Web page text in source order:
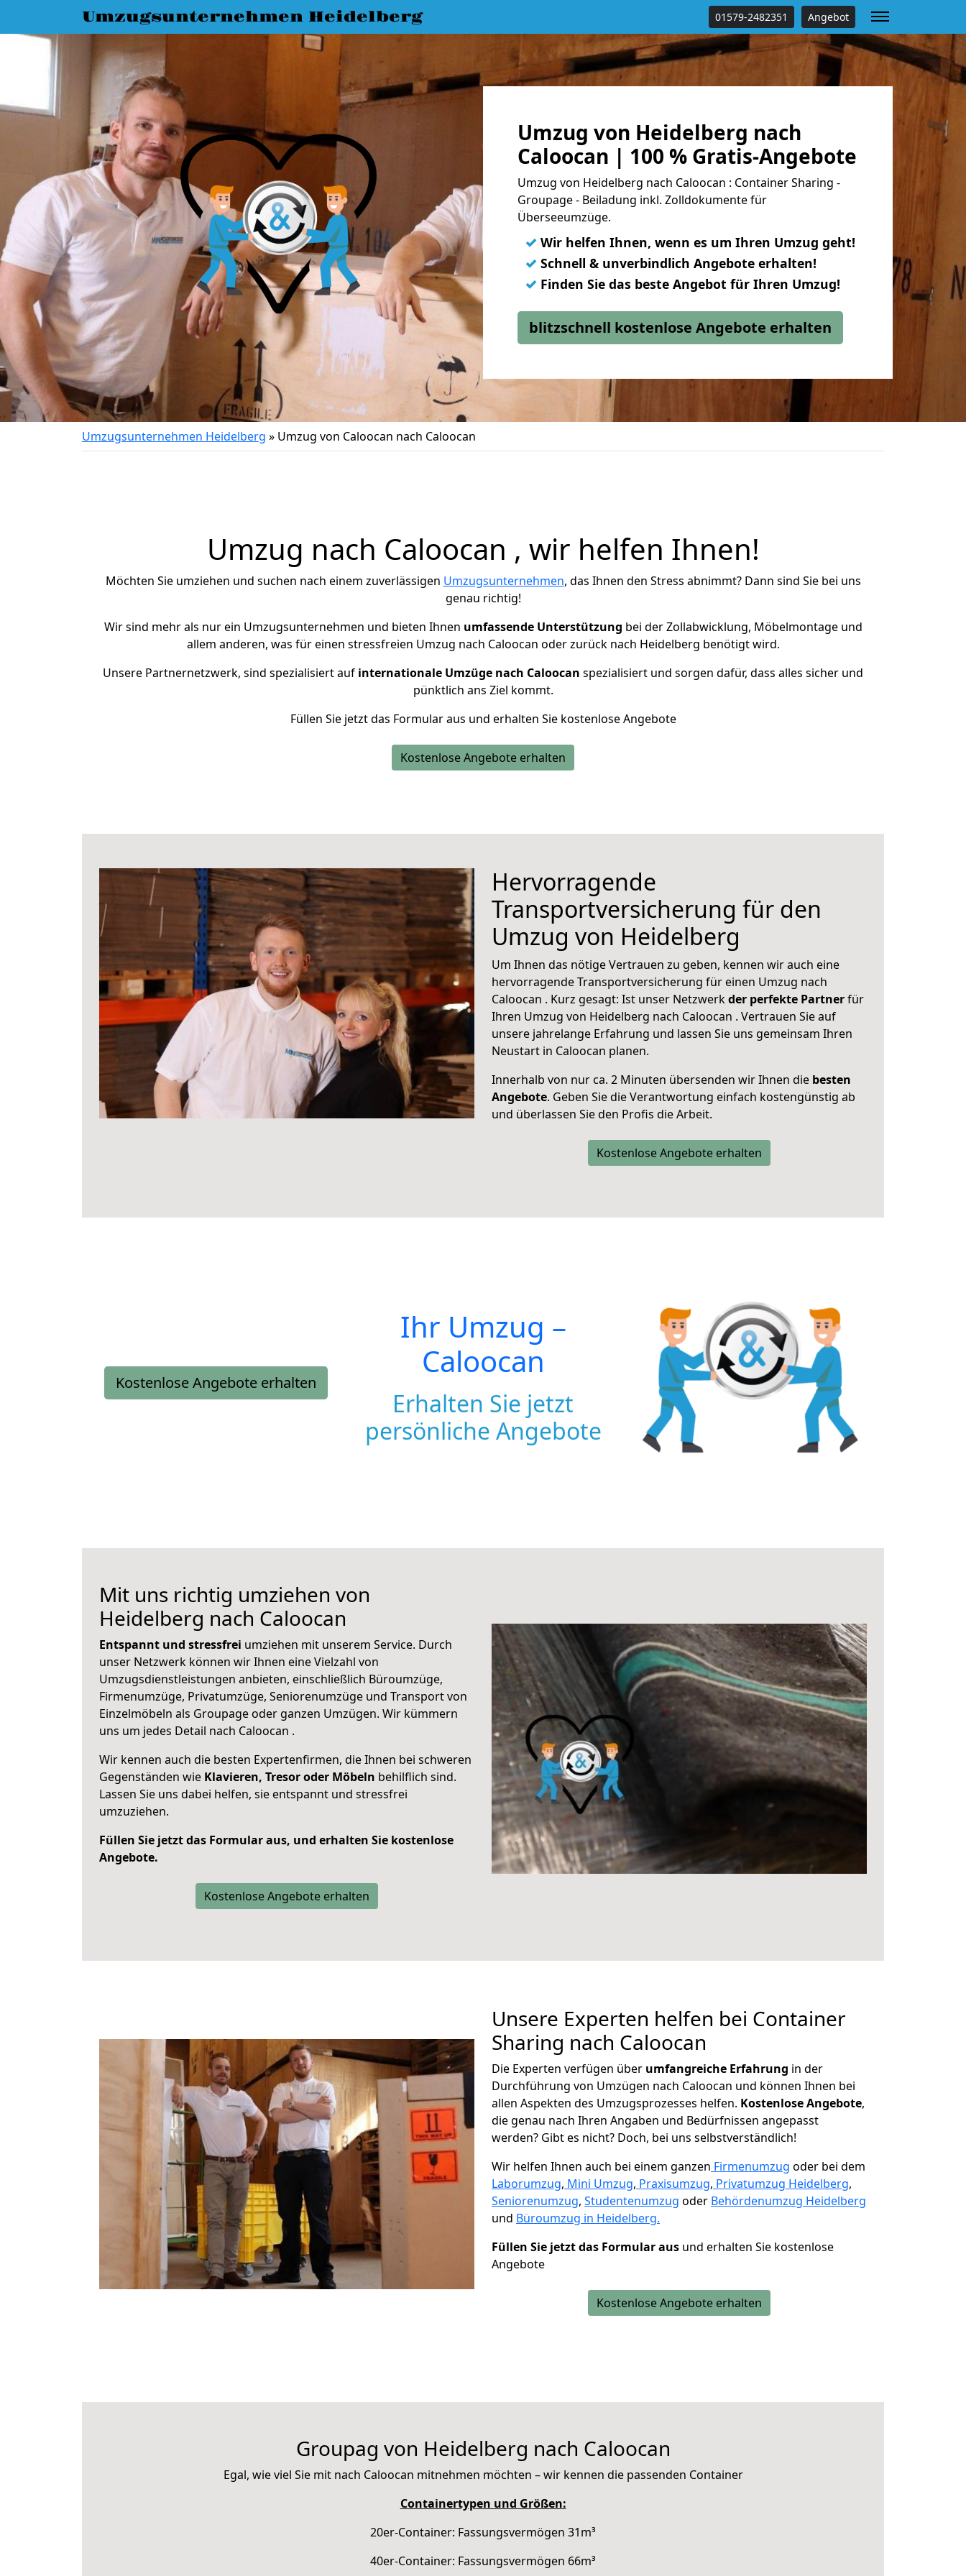
Umzugsunternehmen Heidelberg 01579-2482351 Angebot
Umzug von Heidelberg nach
Caloocan | 100 % Gratis-Angebote
Umzug von Heidelberg nach Caloocan : Container Sharing -
Groupage - Beiladung inkl. Zolldokumente für
Überseeumzüge.
✓ Wir helfen Ihnen, wenn es um Ihren Umzug geht!
✓ Schnell & unverbindlich Angebote erhalten!
✓ Finden Sie das beste Angebot für Ihren Umzug!
blitzschnell kostenlose Angebote erhalten
Umzugsunternehmen Heidelberg » Umzug von Caloocan nach Caloocan
Umzug nach Caloocan , wir helfen Ihnen!
Möchten Sie umziehen und suchen nach einem zuverlässigen Umzugsunternehmen, das Ihnen den Stress abnimmt? Dann sind Sie bei uns
genau richtig!
Wir sind mehr als nur ein Umzugsunternehmen und bieten Ihnen umfassende Unterstützung bei der Zollabwicklung, Möbelmontage und
allem anderen, was für einen stressfreien Umzug nach Caloocan oder zurück nach Heidelberg benötigt wird.
Unsere Partnernetzwerk, sind spezialisiert auf internationale Umzüge nach Caloocan spezialisiert und sorgen dafür, dass alles sicher und
pünktlich ans Ziel kommt.
Füllen Sie jetzt das Formular aus und erhalten Sie kostenlose Angebote
Kostenlose Angebote erhalten
Hervorragende
Transportversicherung für den
Umzug von Heidelberg
Um Ihnen das nötige Vertrauen zu geben, kennen wir auch eine
hervorragende Transportversicherung für einen Umzug nach
Caloocan . Kurz gesagt: Ist unser Netzwerkder perfekte Partnerfür
Ihren Umzug von Heidelberg nach Caloocan . Vertrauen Sie auf
unsere jahrelange Erfahrung und lassen Sie uns gemeinsam Ihren
Neustart in Caloocan planen.
Innerhalb von nur ca. 2 Minuten übersenden wir Ihnen die besten
Angebote. Geben Sie die Verantwortung einfach kostengünstig ab
und überlassen Sie den Profis die Arbeit.
Kostenlose Angebote erhalten
Kostenlose Angebote erhalten
Ihr Umzug –
Caloocan
Erhalten Sie jetzt
persönliche Angebote
Mit uns richtig umziehen von
Heidelberg nach Caloocan
Entspannt und stressfrei umziehen mit unserem Service. Durch
unser Netzwerk können wir Ihnen eine Vielzahl von
Umzugsdienstleistungen anbieten, einschließlich Büroumzüge,
Firmenumzüge, Privatumzüge, Seniorenumzüge und Transport von
Einzelmöbeln als Groupage oder ganzen Umzügen. Wir kümmern
uns um jedes Detail nach Caloocan .
Wir kennen auch die besten Expertenfirmen, die Ihnen bei schweren
Gegenständen wie Klavieren, Tresor oder Möbeln behilflich sind.
Lassen Sie uns dabei helfen, sie entspannt und stressfrei
umzuziehen.
Füllen Sie jetzt das Formular aus, und erhalten Sie kostenlose
Angebote.
Kostenlose Angebote erhalten
Unsere Experten helfen bei Container
Sharing nach Caloocan
Die Experten verfügen über umfangreiche Erfahrung in der
Durchführung von Umzügen nach Caloocan und können Ihnen bei
allen Aspekten des Umzugsprozesses helfen. Kostenlose Angebote,
die genau nach Ihren Angaben und Bedürfnissen angepasst
werden? Gibt es nicht? Doch, bei uns selbstverständlich!
Wir helfen Ihnen auch bei einem ganzen Firmenumzug oder bei dem
Laborumzug, Mini Umzug, Praxisumzug, Privatumzug Heidelberg,
Seniorenumzug, Studentenumzug oder Behördenumzug Heidelberg
und Büroumzug in Heidelberg.
Füllen Sie jetzt das Formular aus und erhalten Sie kostenlose
Angebote
Kostenlose Angebote erhalten
Groupag von Heidelberg nach Caloocan
Egal, wie viel Sie mit nach Caloocan mitnehmen möchten – wir kennen die passenden Container
Containertypen und Größen:
20er-Container: Fassungsvermögen 31m³
40er-Container: Fassungsvermögen 66m³